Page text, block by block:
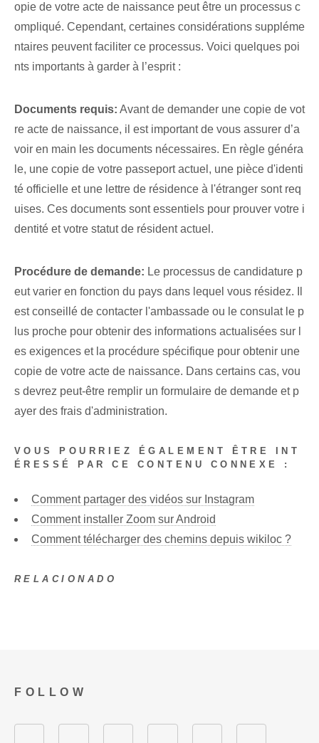
opie de votre acte de naissance peut être un processus c
ompliqué. Cependant, certaines considérations suppléme
ntaires peuvent faciliter ce processus. Voici quelques poi
nts importants⁤ à garder à l’esprit :
Documents requis: Avant de demander une copie de vot
re acte de naissance, il est important de vous assurer d’a
voir en main les documents nécessaires. En règle généra
le, une copie de votre passeport actuel, une pièce d'identi
té officielle et une lettre de résidence à l'étranger sont req
uises. Ces documents sont essentiels pour prouver votre i
dentité et votre statut de résident actuel.
Procédure de demande: Le processus de candidature p
eut varier en fonction du pays dans lequel vous résidez. ⁣Il
est conseillé de contacter l'ambassade ou le consulat le p
lus proche pour obtenir des informations actualisées sur l
es exigences et la procédure spécifique pour obtenir une
copie de votre acte de naissance. Dans certains cas, vou
s devrez peut-être remplir un formulaire de demande et p
ayer des frais d'administration.
VOUS POURRIEZ ÉGALEMENT ÊTRE INT
ÉRESSÉ PAR CE CONTENU CONNEXE :
Comment partager des vidéos sur Instagram
Comment installer Zoom sur Android
Comment télécharger des chemins depuis wikiloc ?
RELACIONADO
FOLLOW